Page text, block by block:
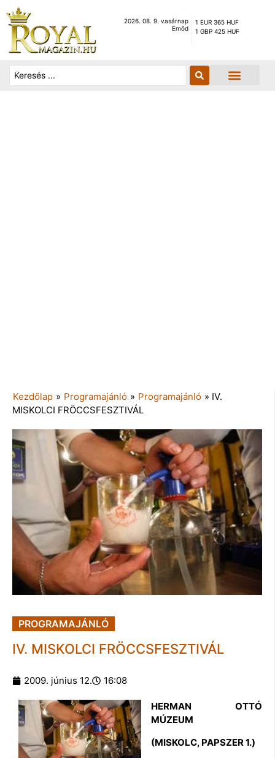
2026. 08. 9. vasárnap
Emőd
1 EUR 365 HUF
1 GBP 425 HUF
Kezdőlap » Programajánló » Programajánló » IV.
MISKOLCI FRÖCCSFESZTIVÁL
PROGRAMAJÁNLÓ
IV. MISKOLCI FRÖCCSFESZTIVÁL
2009. június 12. 16:08
HERMAN OTTÓ
MÚZEUM
(MISKOLC, PAPSZER 1.)